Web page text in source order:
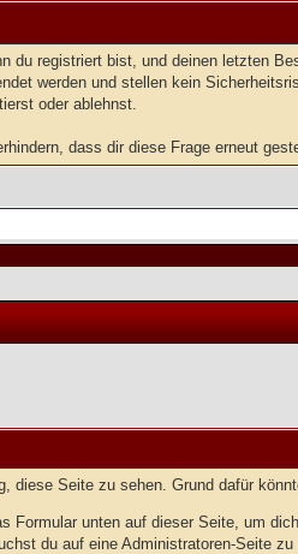
du registriert bist, und deinen letzten
werden und stellen kein
oder ablehnst.
dass dir diese Frage erneut
diese Seite zu sehen. Grund dafür
Formular unten auf dieser Seite, um
du auf eine Administratoren-Seite